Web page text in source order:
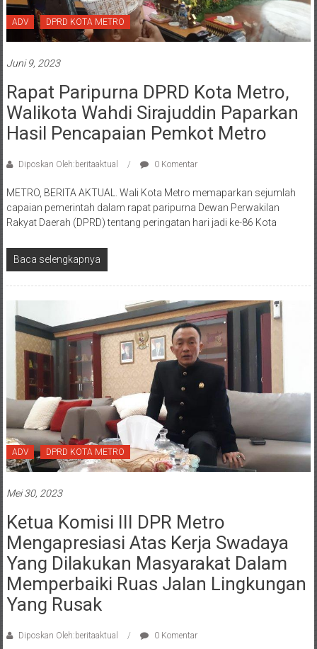
ADV DPRD KOTA METRO
Juni 9, 2023
Rapat Paripurna DPRD Kota Metro,
Walikota Wahdi Sirajuddin Paparkan
Hasil Pencapaian Pemkot Metro
Diposkan Oleh:beritaaktual 0 Komentar
METRO, BERITA AKTUAL. Wali Kota Metro memaparkan sejumlah
capaian pemerintah dalam rapat paripurna Dewan Perwakilan
Rakyat Daerah (DPRD) tentang peringatan hari jadi ke-86 Kota
Baca selengkapnya
ADV DPRD KOTA METRO
Mei 30, 2023
Ketua Komisi III DPR Metro
Mengapresiasi Atas Kerja Swadaya
Yang Dilakukan Masyarakat Dalam
Memperbaiki Ruas Jalan Lingkungan
Yang Rusak
Diposkan Oleh:beritaaktual 0 Komentar